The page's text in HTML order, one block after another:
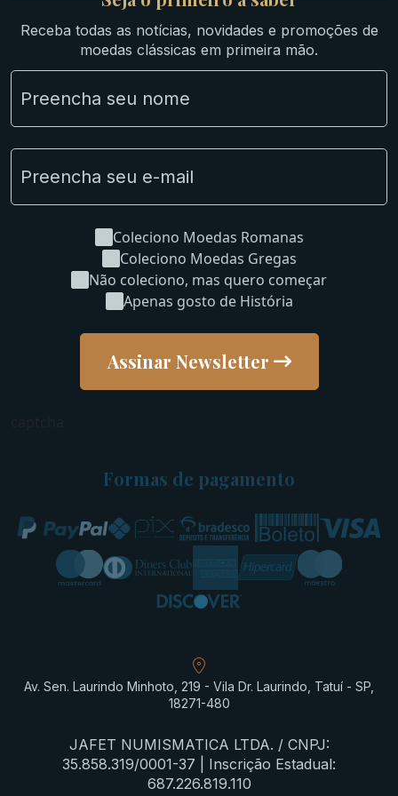
Ibéricas
Lotes Grandes
Material Numismático
NGC e NNC Encapsuladas
Novidades
Receba todas as notícias, novidades e promoções de
moedas clássicas em primeira mão.
Coleciono Moedas Romanas
Coleciono Moedas Gregas
Não coleciono, mas quero começar
Apenas gosto de História
Assinar Newsletter
Formas de pagamento
Av. Sen. Laurindo Minhoto, 219 - Vila Dr. Laurindo, Tatuí - SP,
18271-480
JAFET NUMISMATICA LTDA. / CNPJ:
35.858.319/0001-37 | Inscrição Estadual:
687.226.819.110